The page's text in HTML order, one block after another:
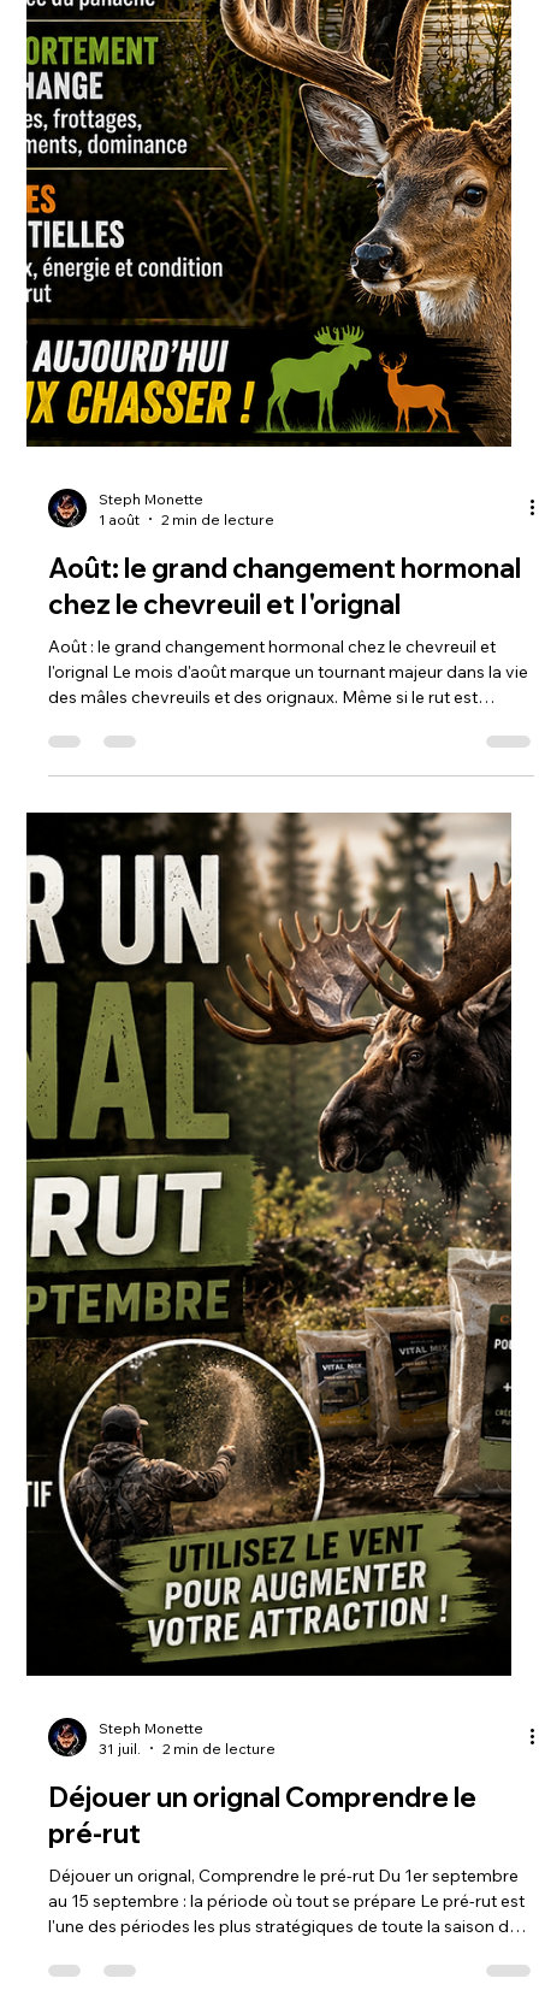
Benchmade : quand un couteau devient un véritable outil de
chasse Dans l'univers de la chasse, certaines marques
réussissent à traverser les décennies en bâtissant leur
réputation sur la qualité plutôt que sur le marketing.
Benchmade fait partie de ces fabricants qui ont su gagner la
confiance des chasseurs, des guides, des militaires et des
professionnels du plein air partout en Amérique du Nord.
Fondée en 1988 à Oregon City, en Oregon, Benchmade s'est
d'abord fait connaître
Steph Monette
1 août
2 min de lecture
chez le chevreuil et I'orignal
l'orignal Le mois d'août marque un tournant majeur dans la vie
des mâles chevreuils et des orignaux. Même si le rut est
encore à plusieurs semaines, leur organisme est déjà en pleine
transformation. Ce changement est principalement déclenché
par la diminution graduelle de la durée du jour, un phénomène
appelé la photopériode. À mesure que les journées
production de